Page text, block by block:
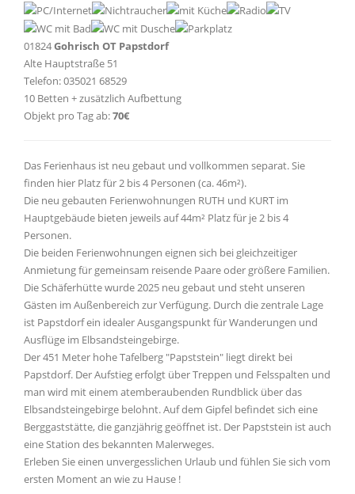
01824Gohrisch OT Papstdorf
Alte Hauptstraße 51
Telefon: 035021 68529
10 Betten + zusätzlich Aufbettung
Objekt pro Tag ab:70€
Das Ferienhaus ist neu gebaut und vollkommen separat. Sie
finden hier Platz für 2 bis 4 Personen (ca. 46m²).
Die neu gebauten Ferienwohnungen RUTH und KURT im
Hauptgebäude bieten jeweils auf 44m² Platz für je 2 bis 4
Personen.
Die beiden Ferienwohnungen eignen sich bei gleichzeitiger
Anmietung für gemeinsam reisende Paare oder größere Familien.
Die Schäferhütte wurde 2025 neu gebaut und steht unseren
Gästen im Außenbereich zur Verfügung. Durch die zentrale Lage
ist Papstdorf ein idealer Ausgangspunkt für Wanderungen und
Ausflüge im Elbsandsteingebirge.
Der 451 Meter hohe Tafelberg "Papststein" liegt direkt bei
Papstdorf. Der Aufstieg erfolgt über Treppen und Felsspalten und
man wird mit einem atemberaubenden Rundblick über das
Elbsandsteingebirge belohnt. Auf dem Gipfel befindet sich eine
Berggaststätte, die ganzjährig geöffnet ist. Der Papststein ist auch
eine Station des bekannten Malerweges.
Erleben Sie einen unvergesslichen Urlaub und fühlen Sie sich vom
ersten Moment an wie zu Hause !